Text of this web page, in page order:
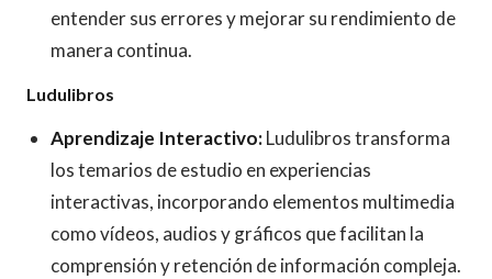
entender sus errores y mejorar su rendimiento de
manera continua.
Ludulibros
Aprendizaje Interactivo:Ludulibros transforma
los temarios de estudio en experiencias
interactivas, incorporando elementos multimedia
como vídeos, audios y gráficos que facilitan la
comprensión y retención de información compleja.